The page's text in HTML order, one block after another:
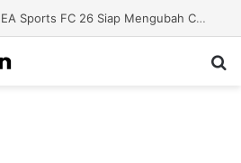
Fitur Gameplay Baru EA Sports FC 26 Siap Mengubah Cara Bermain di Lapangan Virtual